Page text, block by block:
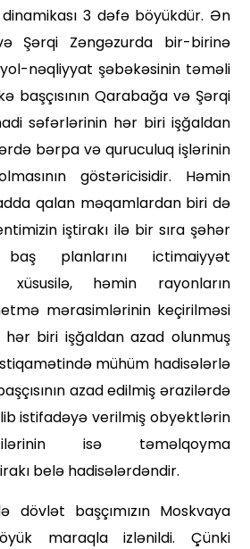
3 dəfə böyükdür. Ən
Şərqi Zəngəzurda bir-birinə
nəqliyyat şəbəkəsinin təməli
başçısının Qarabağa və Şərqi
səfərlərinin hər biri işğaldan
bərpa və quruculuq işlərinin
göstəricisidir. Həmin
qalan məqamlardan biri də
iştirakı ilə bir sıra şəhər
planlarını ictimaiyyət
xüsusilə, həmin rayonların
mərasimlərinin keçirilməsi
hər biri işğaldan azad olunmuş
mühüm hadisələrlə
azad edilmiş ərazilərdə
istifadəyə verilmiş obyektlərin
isə təməlqoyma
belə hadisələrdəndir.
dövlət baş­çımızın Moskvaya
maraqla izlənildi. Çünki